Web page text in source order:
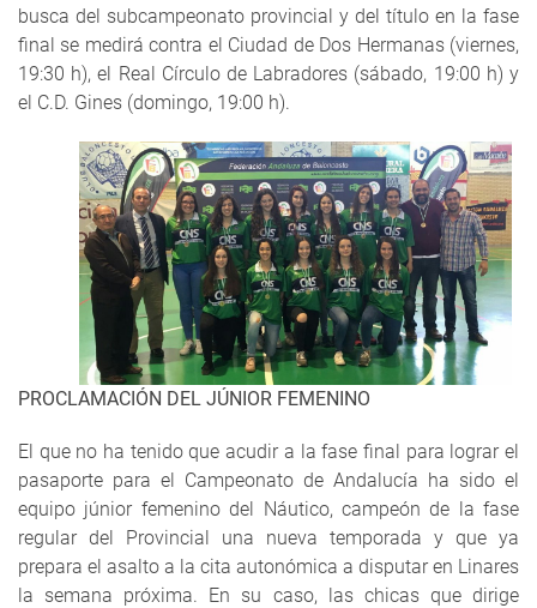
busca del subcampeonato provincial y del título en la fase
final se medirá contra el Ciudad de Dos Hermanas (viernes,
19:30 h), el Real Círculo de Labradores (sábado, 19:00 h) y
el C.D. Gines (domingo, 19:00 h).
PROCLAMACIÓN DEL JÚNIOR FEMENINO
El que no ha tenido que acudir a la fase final para lograr el
pasaporte para el Campeonato de Andalucía ha sido el
equipo júnior femenino del Náutico, campeón de la fase
regular del Provincial una nueva temporada y que ya
prepara el asalto a la cita autonómica a disputar en Linares
la semana próxima. En su caso, las chicas que dirige